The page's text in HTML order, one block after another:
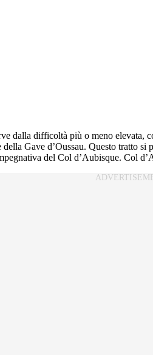
dalla difficoltà più o meno elevata,
Gave d’Oussau. Questo tratto
del Col d’Aubisque. Col